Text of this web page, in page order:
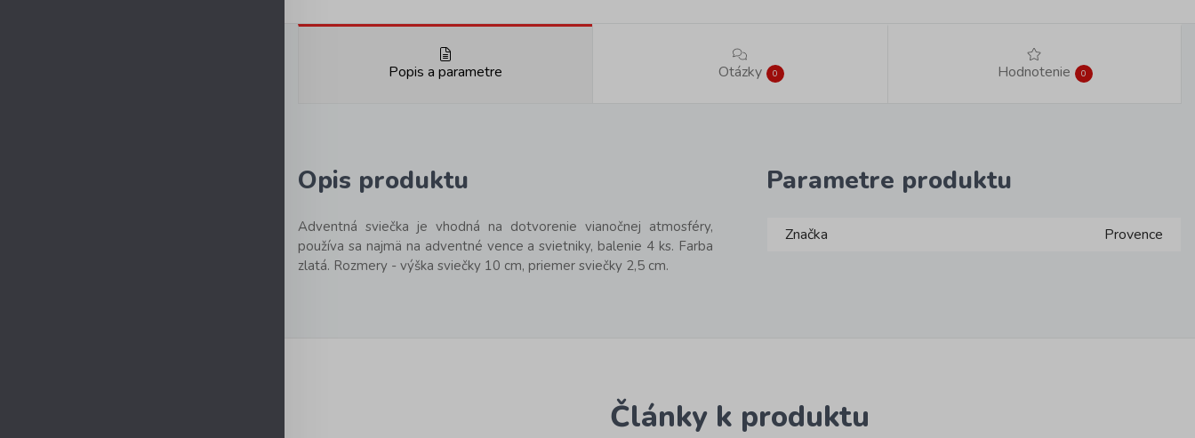
Popis a parametre Otázky 0 Hodnotenie 0
Opis produktu
Adventná sviečka je vhodná na dotvorenie vianočnej atmosféry,
používa sa najmä na adventné vence a svietniky, balenie 4 ks. Farba
zlatá. Rozmery - výška sviečky 10 cm, priemer sviečky 2,5 cm.
Parametre produktu
Značka Provence
Články k produktu